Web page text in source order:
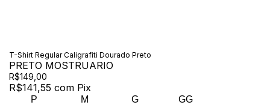
T-Shirt Regular Caligrafiti Dourado Preto
PRETO MOSTRUARIO
R$149,00
R$141,55 com Pix
P M G GG